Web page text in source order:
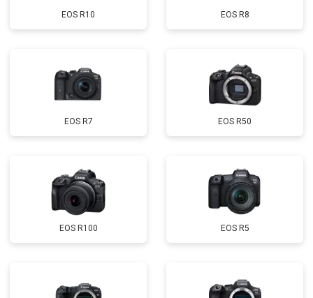
EOS R10 EOS R8
EOS R7 EOS R50
EOS R100 EOS R5